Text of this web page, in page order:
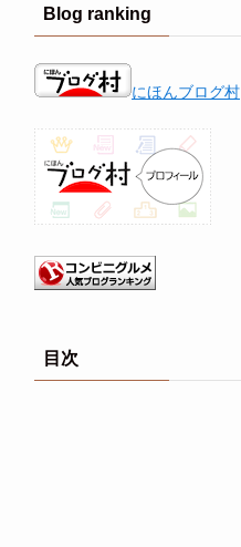
Blog ranking
にほんブログ村
目次